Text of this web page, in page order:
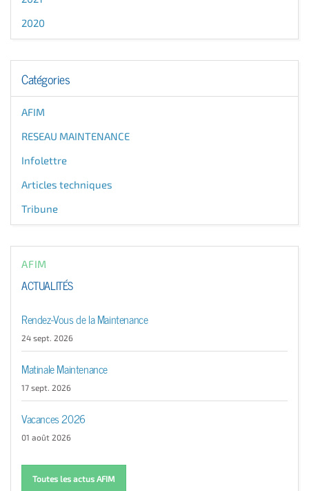
2020
Catégories
AFIM
RESEAU MAINTENANCE
Infolettre
Articles techniques
Tribune
AFIM
ACTUALITÉS
Rendez-Vous de la Maintenance
24 sept. 2026
Matinale Maintenance
17 sept. 2026
Vacances 2026
01 août 2026
Toutes les actus AFIM